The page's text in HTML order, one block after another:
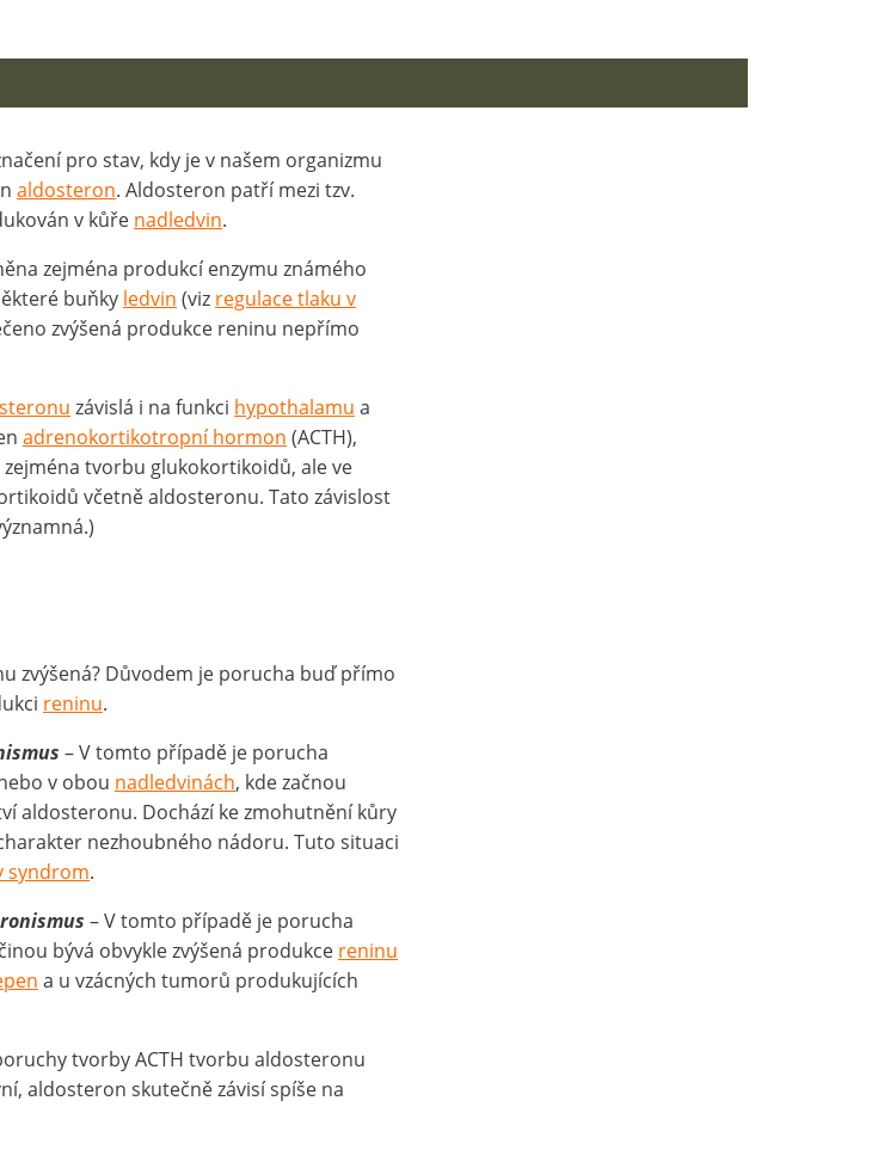
pro stav, kdy je v našem organizmu
aldosteron. Aldosteron patří mezi tzv.
v kůře nadledvin.
zejména produkcí enzymu známého
buňky ledvin (viz regulace tlaku v
zvýšená produkce reninu nepřímo
závislá i na funkci hypothalamu a
adrenokortikotropní hormon (ACTH),
tvorbu glukokortikoidů, ale ve
včetně aldosteronu. Tato závislost
zvýšená? Důvodem je porucha buď přímo
reninu.
– V tomto případě je porucha
v obou nadledvinách, kde začnou
aldosteronu. Dochází ke zmohutnění kůry
nezhoubného nádoru. Tuto situaci
syndrom.
– V tomto případě je porucha
bývá obvykle zvýšená produkce reninu
a u vzácných tumorů produkujících
tvorby ACTH tvorbu aldosteronu
aldosteron skutečně závisí spíše na